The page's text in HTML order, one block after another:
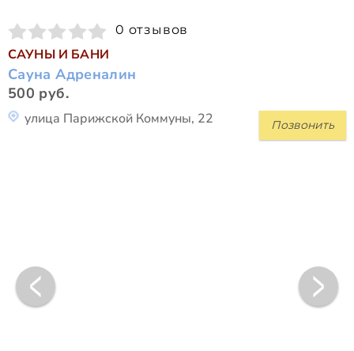
0 отзывов
САУНЫ И БАНИ
Сауна Адреналин
500 руб.
Позвонить
улица Парижской Коммуны, 22